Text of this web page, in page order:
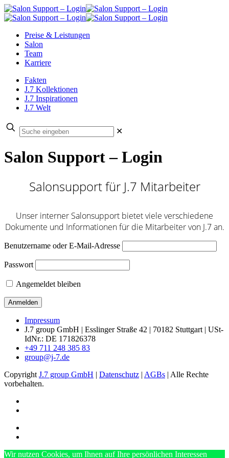
Preise & Leistungen
Salon
Team
Karriere
Fakten
J.7 Kollektionen
J.7 Inspirationen
J.7 Welt
✕
Salon Support – Login
Salonsupport für J.7 Mitarbeiter
Unser interner Salonsupport bietet viele verschiedene
Dokumente und Informationen für die Mitarbeiter von J.7 an.
Benutzername oder E-Mail-Adresse
Passwort
Angemeldet bleiben
Impressum
J.7 group GmbH | Esslinger Straße 42 | 70182 Stuttgart | USt-
IdNr.: DE 171826378
+49 711 248 385 83
group@j-7.de
Copyright J.7 group GmbH | Datenschutz | AGBs | Alle Rechte
vorbehalten.
Wir nutzen Cookies, um Ihnen auf Ihre persönlichen Interessen